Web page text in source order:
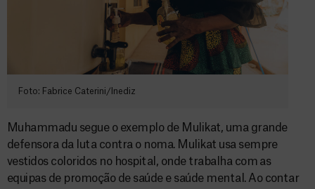
Foto: Fabrice Caterini/Inediz
Muhammadu segue o exemplo de Mulikat, uma grande
defensora da luta contra o noma. Mulikat usa sempre
vestidos coloridos no hospital, onde trabalha com as
equipas de promoção de saúde e saúde mental. Ao contar